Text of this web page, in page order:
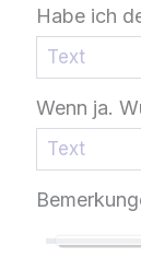
Habe ich
Wenn ja.